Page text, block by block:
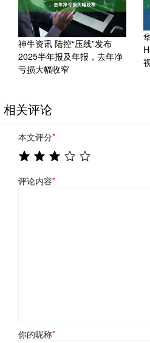
神牛资讯 陆控“压线”发布
2025半年报及年报，去年净
亏损大幅收窄
相关评论
本文评分*
评论内容*
你的昵称*